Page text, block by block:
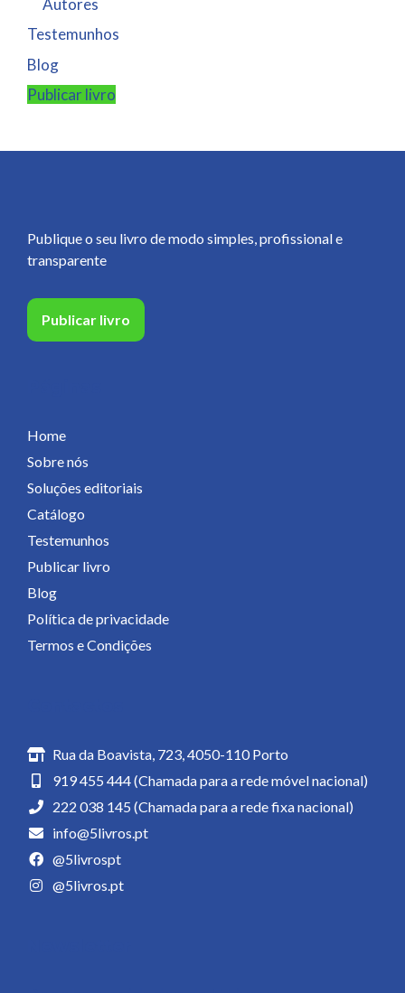
Testemunhos
Blog
Publicar livro
Publique o seu livro de modo simples, profissional e
transparente
Publicar livro
Home
Sobre nós
Soluções editoriais
Catálogo
Testemunhos
Publicar livro
Blog
Política de privacidade
Termos e Condições
Rua da Boavista, 723, 4050-110 Porto
919 455 444 (Chamada para a rede móvel nacional)
222 038 145 (Chamada para a rede fixa nacional)
info@5livros.pt
@5livrospt
@5livros.pt